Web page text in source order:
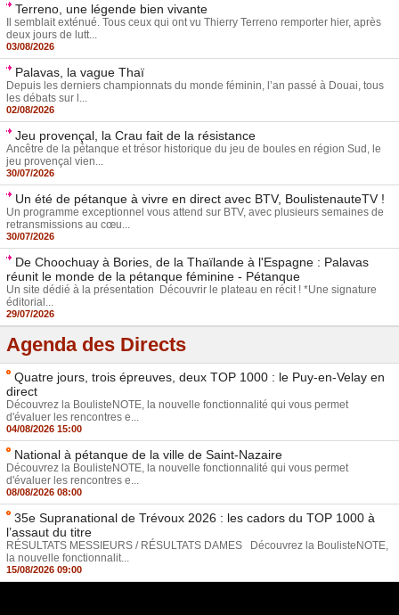
Terreno, une légende bien vivante
Il semblait exténué. Tous ceux qui ont vu Thierry Terreno remporter hier, après
deux jours de lutt...
03/08/2026
Palavas, la vague Thaï
Depuis les derniers championnats du monde féminin, l’an passé à Douai, tous
les débats sur l...
02/08/2026
Jeu provençal, la Crau fait de la résistance
Ancêtre de la pétanque et trésor historique du jeu de boules en région Sud, le
jeu provençal vien...
30/07/2026
Un été de pétanque à vivre en direct avec BTV, BoulistenauteTV !
Un programme exceptionnel vous attend sur BTV, avec plusieurs semaines de
retransmissions au cœu...
30/07/2026
De Choochuay à Bories, de la Thaïlande à l'Espagne : Palavas
réunit le monde de la pétanque féminine - Pétanque
Un site dédié à la présentation Découvrir le plateau en récit ! *Une signature
éditorial...
29/07/2026
Agenda des Directs
Quatre jours, trois épreuves, deux TOP 1000 : le Puy-en-Velay en
direct
Découvrez la BoulisteNOTE, la nouvelle fonctionnalité qui vous permet
d'évaluer les rencontres e...
04/08/2026 15:00
National à pétanque de la ville de Saint-Nazaire
Découvrez la BoulisteNOTE, la nouvelle fonctionnalité qui vous permet
d'évaluer les rencontres e...
08/08/2026 08:00
35e Supranational de Trévoux 2026 : les cadors du TOP 1000 à
l’assaut du titre
RÉSULTATS MESSIEURS / RÉSULTATS DAMES Découvrez la BoulisteNOTE,
la nouvelle fonctionnalit...
15/08/2026 09:00